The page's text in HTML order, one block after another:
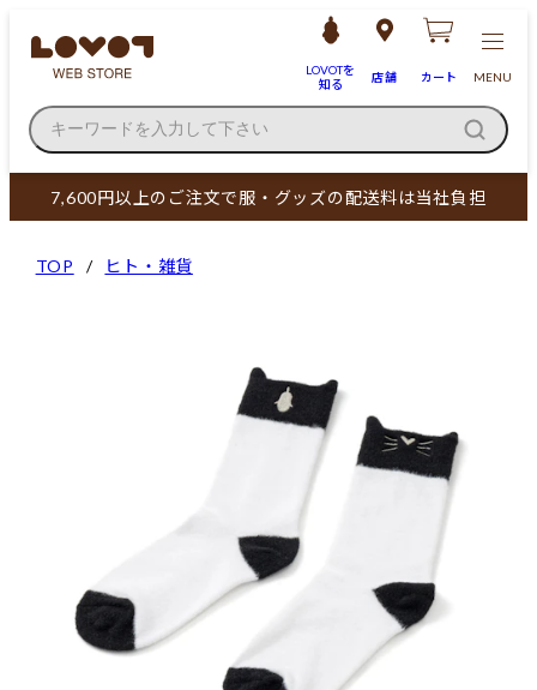
LOVOTを
知る
店舗 カート MENU
キーワードを入力して下さい
7,600円以上のご注文で服・グッズの配送料は当社負担
TOP ヒト・雑貨